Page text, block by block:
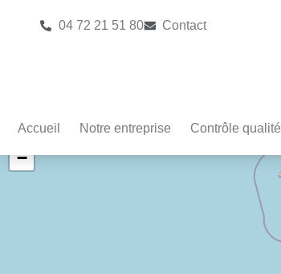
04 72 21 51 80 Contact
Accueil Notre entreprise Contrôle qualité
+
−